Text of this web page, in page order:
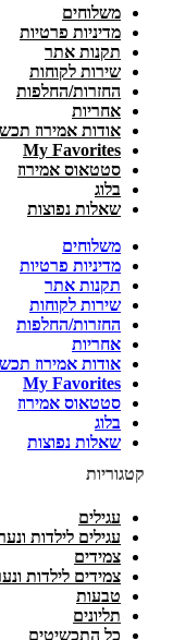
משלוחים
מדיניות פרטיות
תקנות אתר
שירות לקוחות
החזרות/החלפות
אחריות
אודות אמירוז
My Favorites
סטטאוס אמירוז
בלוג
שאלות נפוצות
משלוחים
מדיניות פרטיות
תקנות אתר
שירות לקוחות
החזרות/החלפות
אחריות
אודות אמירוז
My Favorites
סטטאוס אמירוז
בלוג
שאלות נפוצות
קטגוריות
עגילים
עגילים לילדות
צמידים
צמידים לילדות
טבעות
תליונים
כל התכשיטים